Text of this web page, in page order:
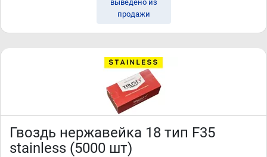
выведено из
продажи
Гвоздь нержавейка 18 тип F35
stainless (5000 шт)